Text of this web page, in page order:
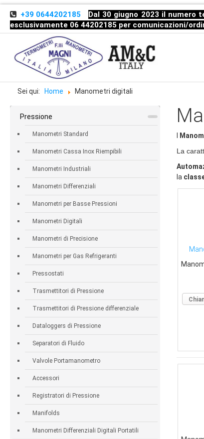
+39 0644202185
Dal 30 giugno 2023 il
esclusivamente 06 44202185 per comunicazioni/
Sei qui: Home Manometri digitali
Pressione
Manometri Standard
Manometri Cassa Inox Riempibili
Manometri Industriali
Manometri Differenziali
Manometri per Basse Pressioni
Manometri Digitali
Manometri di Precisione
Manometri per Gas Refrigeranti
Pressostati
Trasmettitori di Pressione
Trasmettitori di Pressione differenziale
Dataloggers di Pressione
Separatori di Fluido
Valvole Portamanometro
Accessori
Registratori di Pressione
Manifolds
Manometri Differenziali Digitali Portatili
La
la